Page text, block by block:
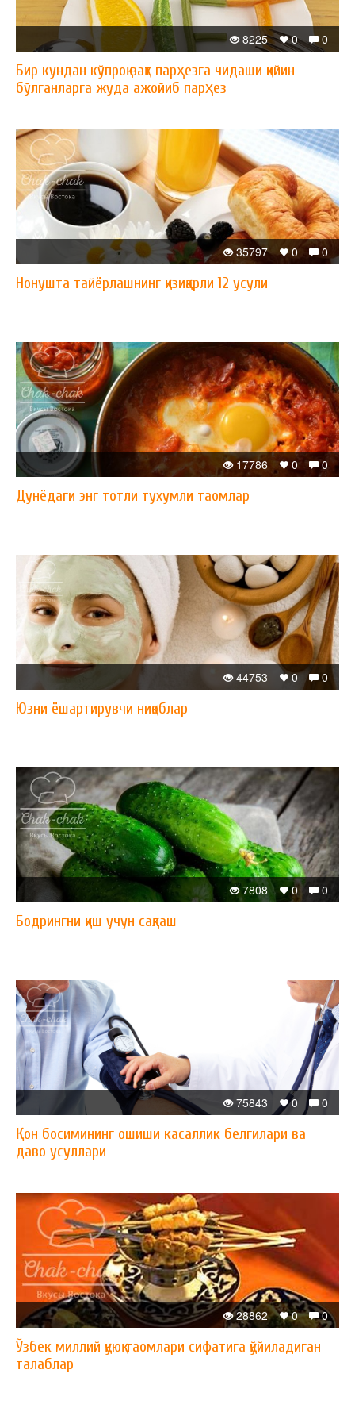
0
0
8225
Бир кундан кўпроқ вақт парҳезга чидаши қийин
бўлганларга жуда ажойиб парҳез
0
0
35797
Нонушта тайёрлашнинг қизиқарли 12 усули
0
0
17786
Дунёдаги энг тотли тухумли таомлар
0
0
44753
Юзни ёшартирувчи ниқоблар
0
0
7808
Бодрингни қиш учун сақлаш
0
0
75843
Қон босимининг ошиши касаллик белгилари ва
даво усуллари
0
0
28862
Ўзбек миллий қуюқ таомлари сифатига қўйиладиган
талаблар